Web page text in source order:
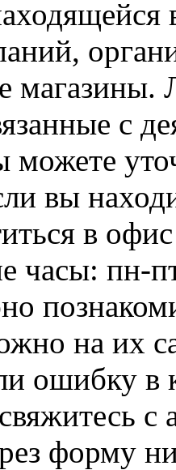
с
вы
в
часы: пн-
на их
ошибку в
форму